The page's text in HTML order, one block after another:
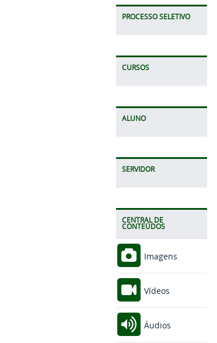
PROCESSO SELETIVO
CURSOS
ALUNO
SERVIDOR
CENTRAL DE
CONTEÚDOS
Imagens
Vídeos
Áudios